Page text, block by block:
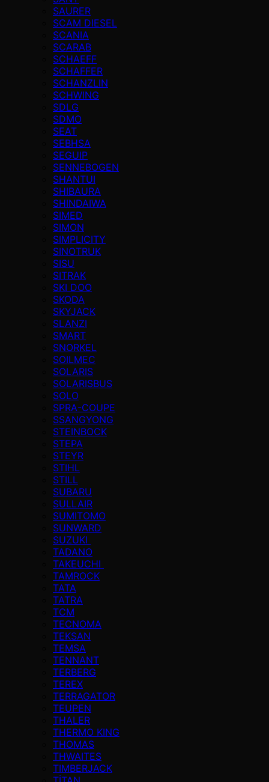
SAURER
SCAM DIESEL
SCANIA
SCARAB
SCHAEFF
SCHAFFER
SCHANZLIN
SCHWING
SDLG
SDMO
SEAT
SEBHSA
SEGUIP
SENNEBOGEN
SHANTUI
SHIBAURA
SHINDAIWA
SIMED
SIMON
SIMPLICITY
SINOTRUK
SISU
SITRAK
SKI DOO
SKODA
SKYJACK
SLANZI
SMART
SNORKEL
SOILMEC
SOLARIS
SOLARISBUS
SOLO
SPRA-COUPE
SSANGYONG
STEINBOCK
STEPA
STEYR
STIHL
STILL
SUBARU
SULLAIR
SUMITOMO
SUNWARD
SUZUKI
TADANO
TAKEUCHI
TAMROCK
TATA
TATRA
TCM
TECNOMA
TEKSAN
TEMSA
TENNANT
TERBERG
TEREX
TERRAGATOR
TEUPEN
THALER
THERMO KING
THOMAS
THWAITES
TIMBERJACK